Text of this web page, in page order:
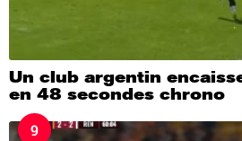
Un club argentin
en 48 secondes chrono
9